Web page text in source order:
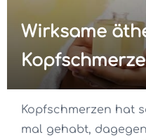
Wirksame
Kopfschmerzen hat
mal gehabt,